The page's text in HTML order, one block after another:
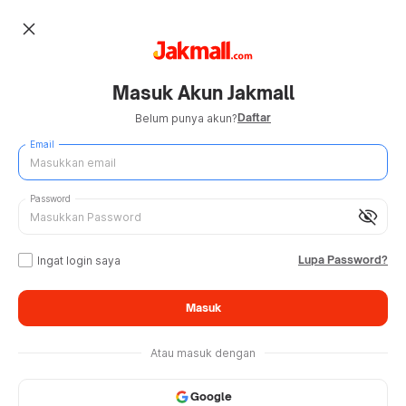
close
Masuk Akun Jakmall
Belum punya akun?Daftar
Email
visibility_off
Password
Ingat login saya Lupa Password?
Masuk
Atau masuk dengan
Google